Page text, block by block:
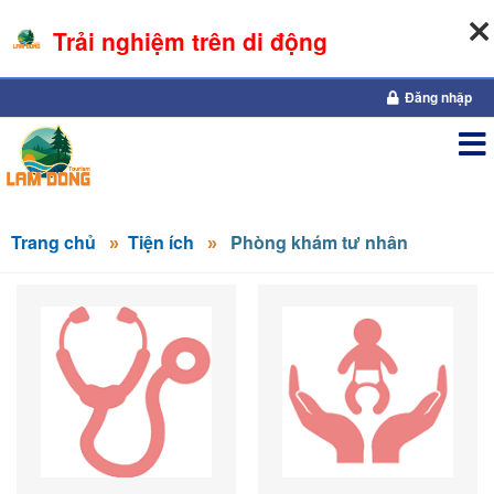
06-08-2026, 05:51:46
Đăng nhập
Trang chủ Tiện ích Phòng khám tư nhân
Trải nghiệm trên di động